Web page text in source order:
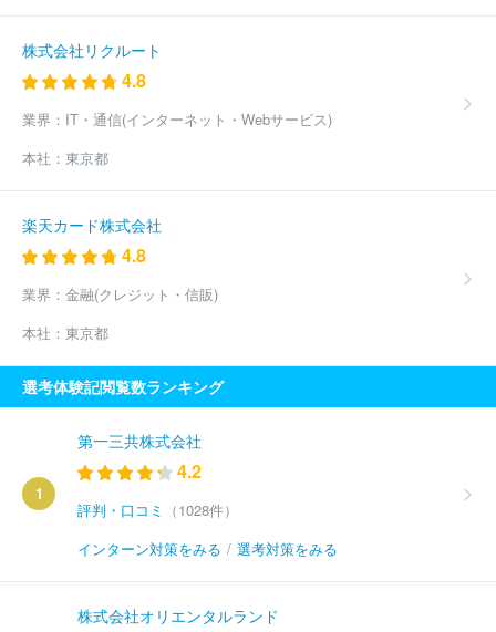
株式会社リクルート
4.8
業界： IT・通信(インターネット・Webサービス)
本社： 東京都
楽天カード株式会社
4.8
業界： 金融(クレジット・信販)
本社： 東京都
選考体験記閲覧数ランキング
1
第一三共株式会社
4.2
評判・口コミ
（1028件）
インターン対策をみる / 選考対策をみる
株式会社オリエンタルランド